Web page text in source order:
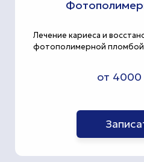
Лечение кариеса и
фотополимерной пломбой
от